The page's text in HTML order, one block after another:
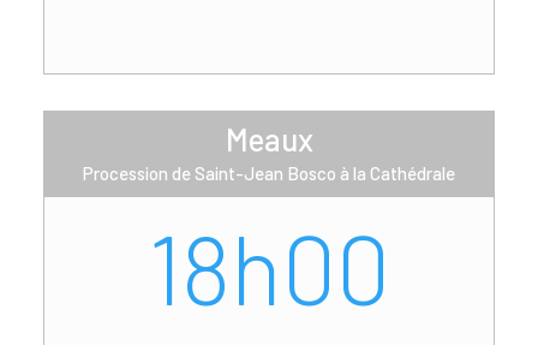
Meaux
Procession de Saint-Jean Bosco à la Cathédrale
18h00